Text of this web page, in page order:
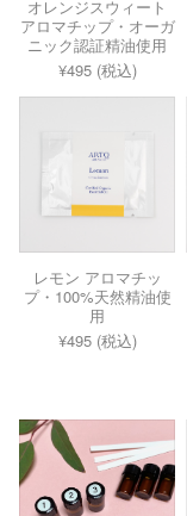
オレンジスウィート
アロマチップ・オーガ
ニック認証精油使用
¥495 (税込)
レモン アロマチッ
プ・100%天然精油使
用
¥495 (税込)